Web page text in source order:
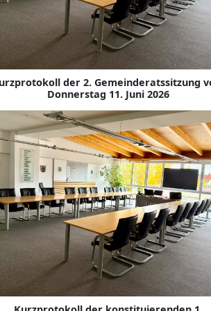
der 2. Gemeinderatssitzung
Donnerstag 11. Juni 2026